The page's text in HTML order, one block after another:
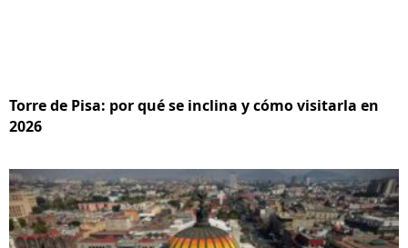
Torre de Pisa: por qué se inclina y cómo visitarla en
2026